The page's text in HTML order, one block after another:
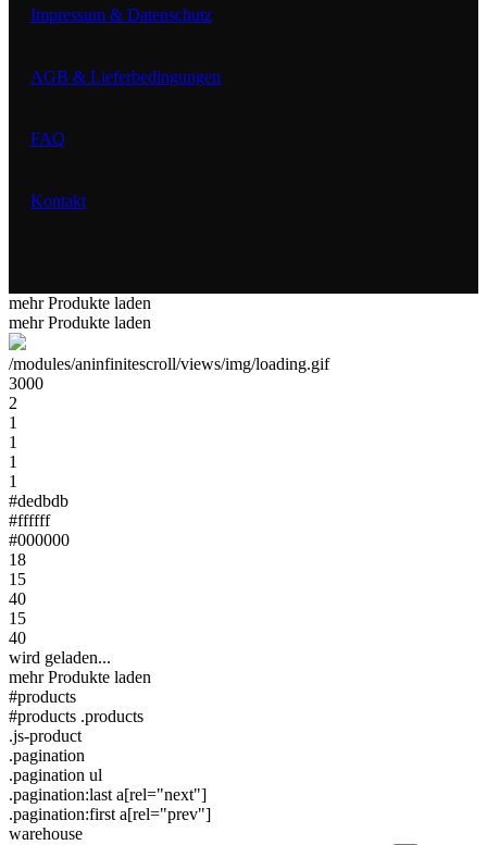
Impressum & Datenschutz
AGB & Lieferbedingungen
FAQ
Kontakt
mehr Produkte laden
mehr Produkte laden
/modules/aninfinitescroll/views/img/loading.gif
3000
2
1
1
1
1
#dedbdb
#ffffff
#000000
18
15
40
15
40
wird geladen...
mehr Produkte laden
#products
#products .products
.js-product
.pagination
.pagination ul
.pagination:last a[rel="next"]
.pagination:first a[rel="prev"]
warehouse